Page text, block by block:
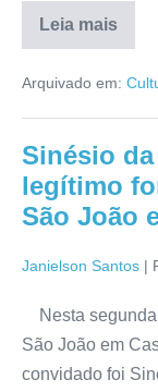
Leia mais
Arquivado em:
Sinésio
legítimo
São João
Janielson Santos |
Nesta segunda
São João em
convidado foi